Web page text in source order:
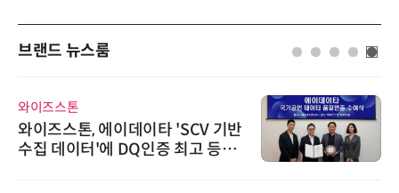
브랜드 뉴스룸
다래전략사업화센터
다래전략사업화센터, 'BIO USA 2
026'서 글로벌 빅파마와의 비즈니